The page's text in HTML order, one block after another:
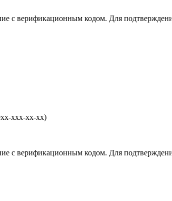
с верификационным кодом. Для
ххх-хх-хх)
с верификационным кодом. Для